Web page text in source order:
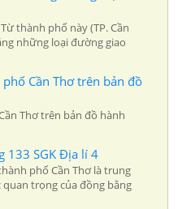
thành phố này (TP. Cần
những loại đường giao
Cần Thơ trên bản đồ
Thơ trên bản đồ hành
133 SGK Địa lí 4
phố Cần Thơ là trung
trọng của đồng bằng